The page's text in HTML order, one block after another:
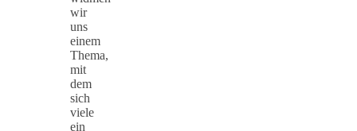
wir
uns
einem
Thema,
mit
dem
sich
viele
ein